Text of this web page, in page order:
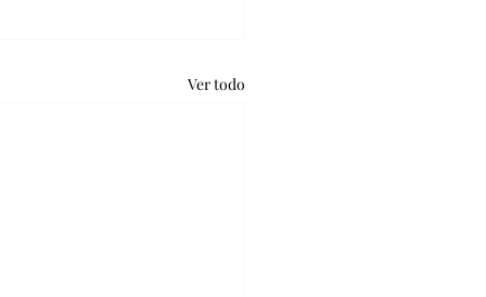
Ver todo